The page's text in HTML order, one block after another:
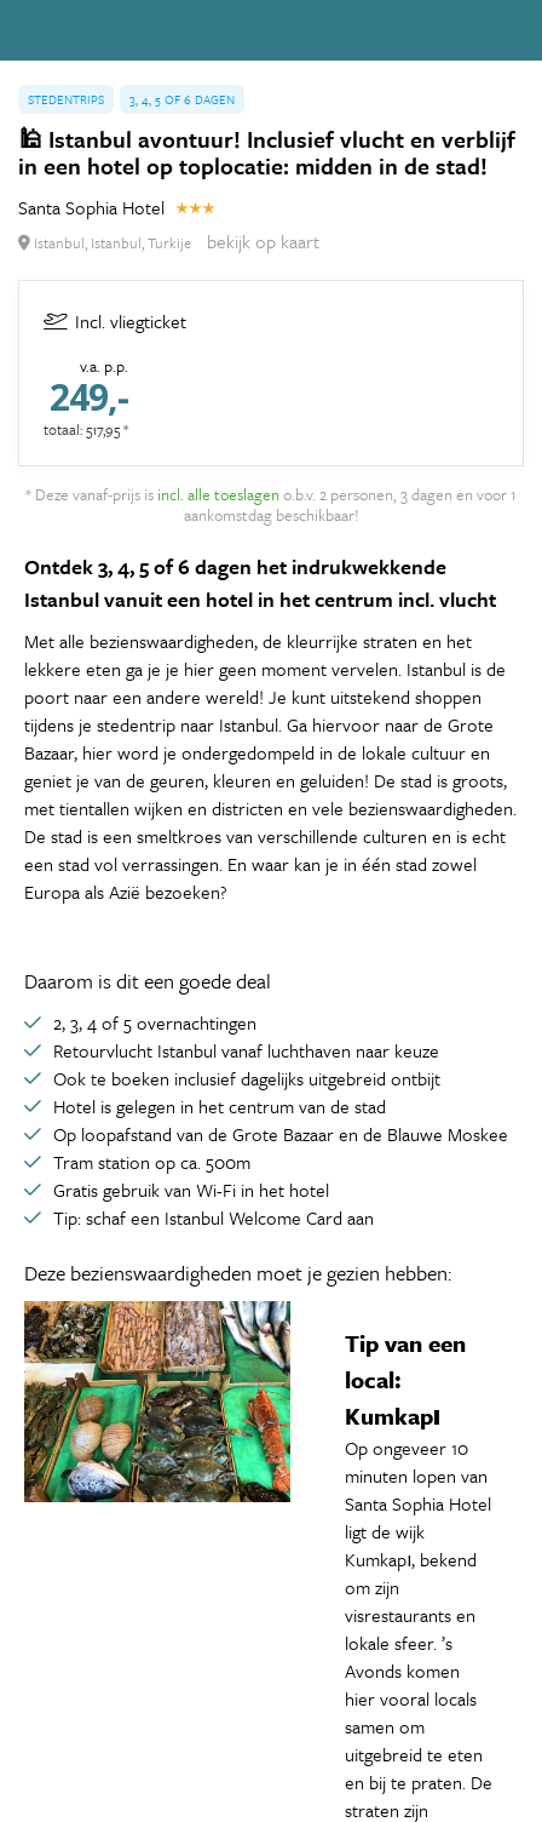
STEDENTRIPS 3, 4, 5 OF 6 DAGEN
🕌 Istanbul avontuur! Inclusief vlucht en verblijf
in een hotel op toplocatie: midden in de stad!
Santa Sophia Hotel
Istanbul, Istanbul, Turkije bekijk op kaart
Incl. vliegticket
v.a. p.p.
249,-
totaal: 517,95 *
* Deze vanaf-prijs is incl. alle toeslagen o.b.v. 2 personen, 3 dagen en voor 1
aankomstdag beschikbaar!
Ontdek 3, 4, 5 of 6 dagen het indrukwekkende
Istanbul vanuit een hotel in het centrum incl. vlucht
Met alle bezienswaardigheden, de kleurrijke straten en het
lekkere eten ga je je hier geen moment vervelen. Istanbul is de
poort naar een andere wereld! Je kunt uitstekend shoppen
tijdens je stedentrip naar Istanbul. Ga hiervoor naar de Grote
Bazaar, hier word je ondergedompeld in de lokale cultuur en
geniet je van de geuren, kleuren en geluiden! De stad is groots,
met tientallen wijken en districten en vele bezienswaardigheden.
De stad is een smeltkroes van verschillende culturen en is echt
een stad vol verrassingen. En waar kan je in één stad zowel
Europa als Azië bezoeken?
Daarom is dit een goede deal
2, 3, 4 of 5 overnachtingen
Retourvlucht Istanbul vanaf luchthaven naar keuze
Ook te boeken inclusief dagelijks uitgebreid ontbijt
Hotel is gelegen in het centrum van de stad
Op loopafstand van de Grote Bazaar en de Blauwe Moskee
Tram station op ca. 500m
Gratis gebruik van Wi-Fi in het hotel
Tip: schaf een Istanbul Welcome Card aan
Deze bezienswaardigheden moet je gezien hebben:
Tip van een
local:
Kumkapı
Op ongeveer 10
minuten lopen van
Santa Sophia Hotel
ligt de wijk
Kumkapı, bekend
om zijn
visrestaurants en
lokale sfeer. ’s
Avonds komen
hier vooral locals
samen om
uitgebreid te eten
en bij te praten. De
straten zijn